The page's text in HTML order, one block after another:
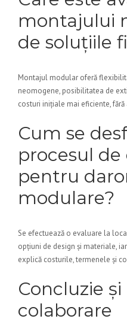
montajului
de soluțiile
Montajul modular oferă
neomogene, posibilitatea de
costuri inițiale mai eficiente,
Cum se
procesul
pentru
modulare?
Se efectuează o evaluare la
opțiuni de design și materiale,
explică costurile, termenele și
Concluzie
colaborare